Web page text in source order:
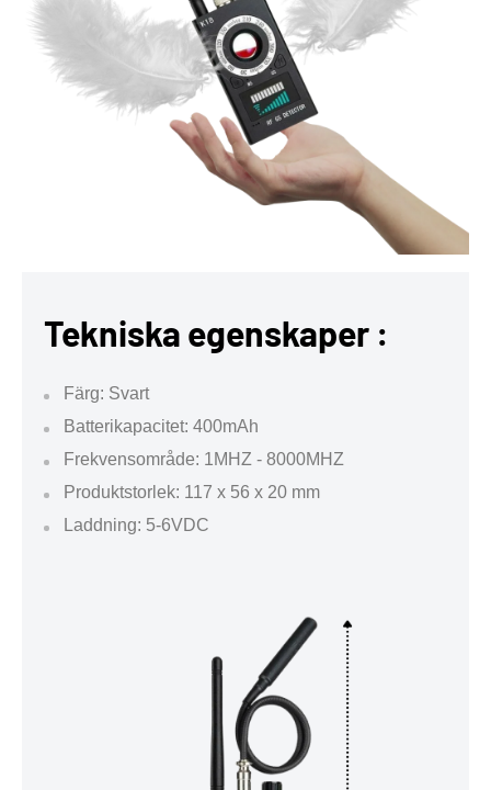
Tekniska egenskaper :
Färg: Svart
Batterikapacitet: 400mAh
Frekvensområde: 1MHZ - 8000MHZ
Produktstorlek: 117 x 56 x 20 mm
Laddning: 5-6VDC